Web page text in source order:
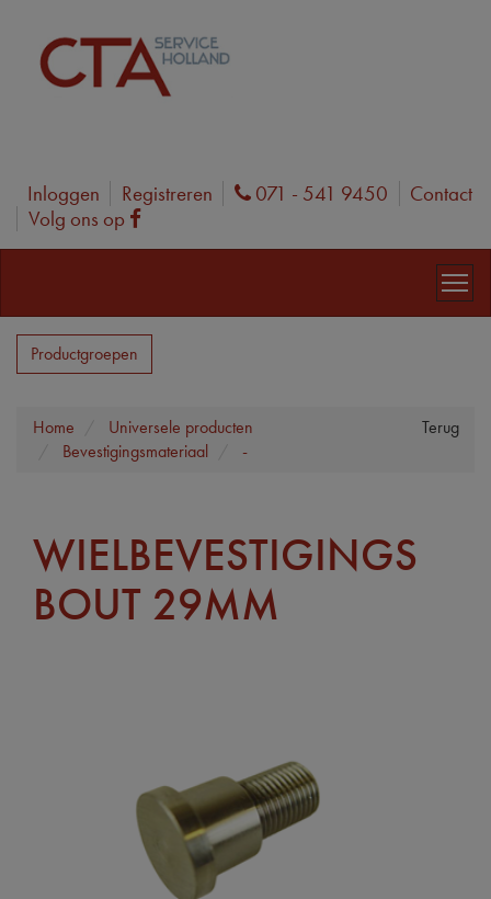
Inloggen Registreren Phone
071 - 541 9450
Contact
Volg ons op
Facebook
Productgroepen
Terug
Home
Universele producten
Bevestigingsmateriaal
-
WIELBEVESTIGINGS
BOUT 29MM